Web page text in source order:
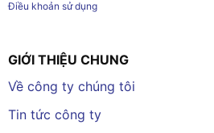
Điều khoản sử dụng
GIỚI THIỆU CHUNG
Về công ty chúng tôi
Tin tức công ty